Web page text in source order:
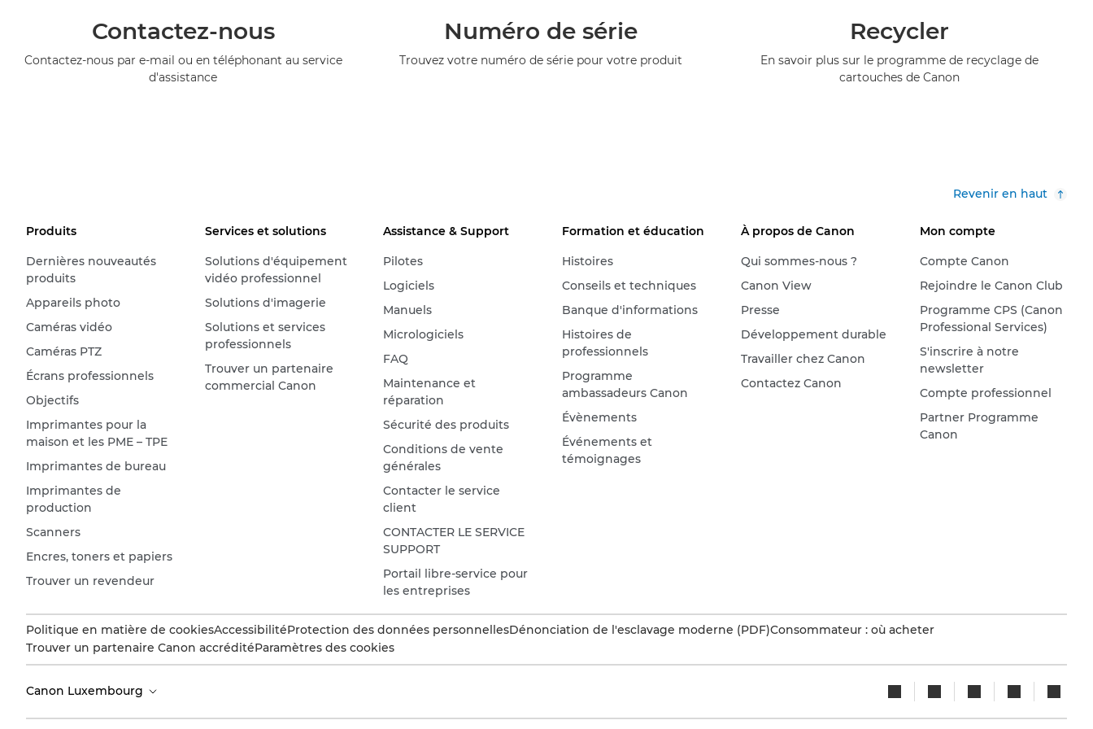
Contactez-nous
Contactez-nous par e-mail ou en téléphonant au service
d'assistance
Numéro de série
Trouvez votre numéro de série pour votre produit
Recycler
En savoir plus sur le programme de recyclage de
cartouches de Canon
Revenir en haut
Produits
Dernières nouveautés
produits
Appareils photo
Caméras vidéo
Caméras PTZ
Écrans professionnels
Objectifs
Imprimantes pour la
maison et les PME – TPE
Imprimantes de bureau
Imprimantes de
production
Scanners
Encres, toners et papiers
Trouver un revendeur
Services et solutions
Solutions d'équipement
vidéo professionnel
Solutions d'imagerie
Solutions et services
professionnels
Trouver un partenaire
commercial Canon
Assistance & Support
Pilotes
Logiciels
Manuels
Micrologiciels
FAQ
Maintenance et
réparation
Sécurité des produits
Conditions de vente
générales
Contacter le service
client
CONTACTER LE SERVICE
SUPPORT
Portail libre-service pour
les entreprises
Formation et éducation
Histoires
Conseils et techniques
Banque d'informations
Histoires de
professionnels
Programme
ambassadeurs Canon
Évènements
Événements et
témoignages
À propos de Canon
Qui sommes-nous ?
Canon View
Presse
Développement durable
Travailler chez Canon
Contactez Canon
Mon compte
Compte Canon
Rejoindre le Canon Club
Programme CPS (Canon
Professional Services)
S'inscrire à notre
newsletter
Compte professionnel
Partner Programme
Canon
Politique en matière de cookiesAccessibilitéProtection des données personnellesDénonciation de l'esclavage moderne (PDF)Consommateur : où acheter
Trouver un partenaire Canon accréditéParamètres des cookies
Canon Luxembourg